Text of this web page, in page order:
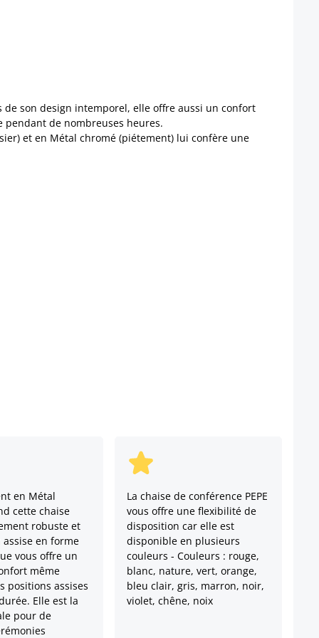
son design intemporel, elle offre aussi un confort
pendant de nombreuses heures.
et en Métal chromé (piétement) lui confère une
en Métal
cette chaise
robuste et
assise en forme
vous offre un
même
positions assises
Elle est la
pour de
La chaise de conférence PEPE
vous offre une flexibilité de
disposition car elle est
disponible en plusieurs
couleurs - Couleurs : rouge,
blanc, nature, vert, orange,
bleu clair, gris, marron, noir,
violet, chêne, noix